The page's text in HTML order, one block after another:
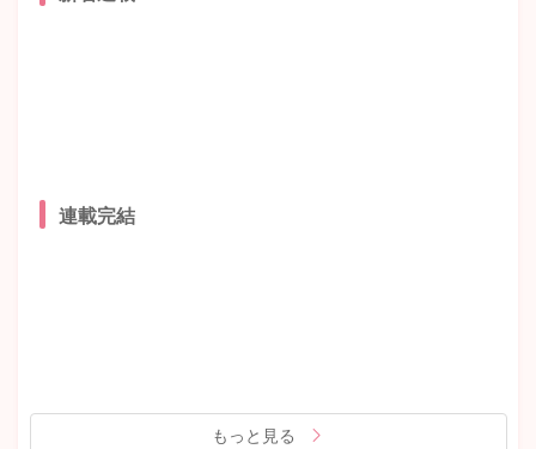
連載完結
もっと見る